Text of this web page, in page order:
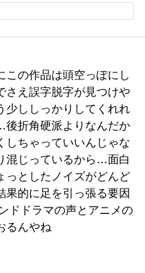
この作品は頭空っぽにし
さえ誤字脱字が見つけや
少ししっかりしてくれれ
折角硬派よりなんだか
しちゃっていいんじゃな
混じっているから…面白
っとしたノイズがどんど
果的に足を引っ張る要因
ドドラマの声とアニメの
るんやね